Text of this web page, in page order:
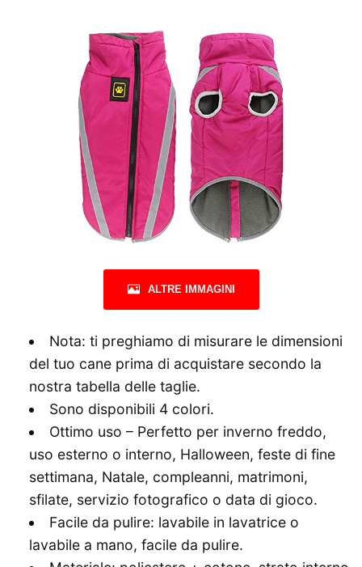
ALTRE IMMAGINI
Nota: ti preghiamo di misurare le dimensioni
del tuo cane prima di acquistare secondo la
nostra tabella delle taglie.
Sono disponibili 4 colori.
Ottimo uso – Perfetto per inverno freddo,
uso esterno o interno, Halloween, feste di fine
settimana, Natale, compleanni, matrimoni,
sfilate, servizio fotografico o data di gioco.
Facile da pulire: lavabile in lavatrice o
lavabile a mano, facile da pulire.